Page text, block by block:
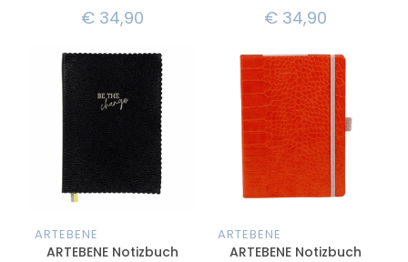
€ 34,90 € 34,90
ARTEBENE
ARTEBENE Notizbuch
ARTEBENE
ARTEBENE Notizbuch